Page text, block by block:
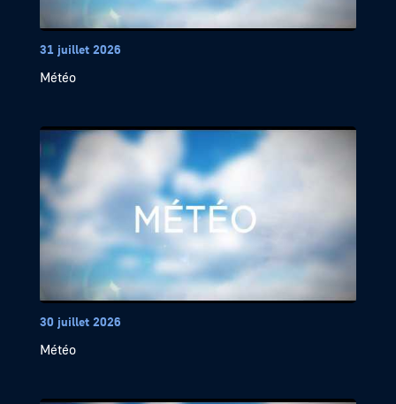
31 juillet 2026
Météo
30 juillet 2026
Météo